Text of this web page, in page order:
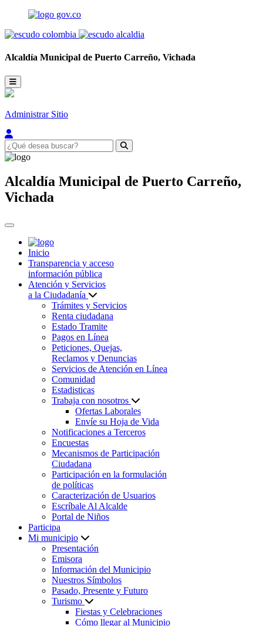
Alcaldía Municipal de Puerto Carreño, Vichada
Administrar Sitio
Alcaldía Municipal de Puerto Carreño,
Vichada
Inicio
Transparencia y acceso
información pública
Atención y Servicios
a la Ciudadanía
Trámites y Servicios
Renta ciudadana
Estado Tramite
Pagos en Línea
Peticiones, Quejas,
Reclamos y Denuncias
Servicios de Atención en Línea
Comunidad
Estadisticas
Trabaja con nosotros
Ofertas Laborales
Envíe su Hoja de Vida
Notificaciones a Terceros
Encuestas
Mecanismos de Participación
Ciudadana
Participación en la formulación
de políticas
Caracterización de Usuarios
Escríbale Al Alcalde
Portal de Niños
Participa
Mi municipio
Presentación
Emisora
Información del Municipio
Nuestros Símbolos
Pasado, Presente y Futuro
Turismo
Fiestas y Celebraciones
Cómo llegar al Municipio